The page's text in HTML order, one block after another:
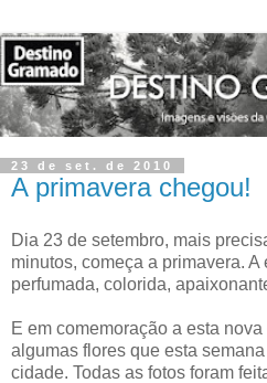
23 de set. de 2010
A primavera chegou!
Dia 23 de setembro, mais
minutos, começa a primavera. A
perfumada, colorida,
E em comemoração a esta
algumas flores que esta
cidade. Todas as fotos foram